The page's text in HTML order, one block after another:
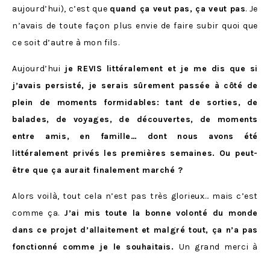
aujourd’hui), c’est que quand ça veut pas, ça veut pas. Je
n’avais de toute façon plus envie de faire subir quoi que
ce soit d’autre à mon fils.
Aujourd’hui je REVIS littéralement et je me dis que si
j’avais persisté, je serais sûrement passée à côté de
plein de moments formidables: tant de sorties, de
balades, de voyages, de découvertes, de moments
entre amis, en famille… dont nous avons été
littéralement privés les premières semaines. Ou peut-
être que ça aurait finalement marché ?
Alors voilà, tout cela n’est pas très glorieux… mais c’est
comme ça. J’ai mis toute la bonne volonté du monde
dans ce projet d’allaitement et malgré tout, ça n’a pas
fonctionné comme je le souhaitais. Un grand merci à